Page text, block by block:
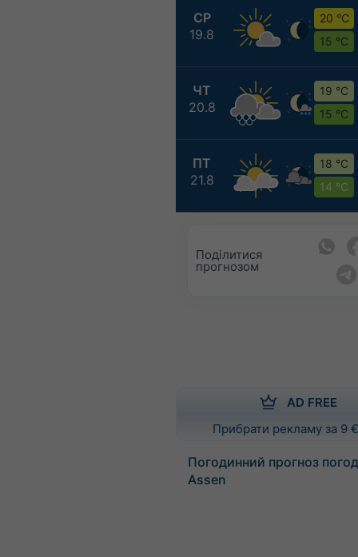
СР
19.8
20 °C
15 °C
ЧТ
20.8
19 °C
15 °C
ПТ
21.8
18 °C
14 °C
Поділитися
прогнозом
AD FREE
Прибрати рекламу за 9
Погодинний прогноз
Assen